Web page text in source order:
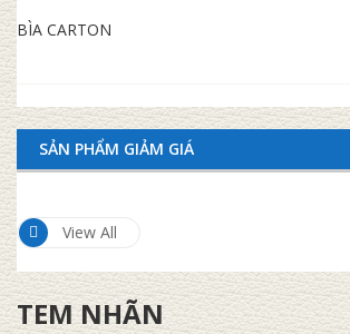
BÌA CARTON
SẢN PHẨM GIẢM GIÁ
View All
TEM NHÃN